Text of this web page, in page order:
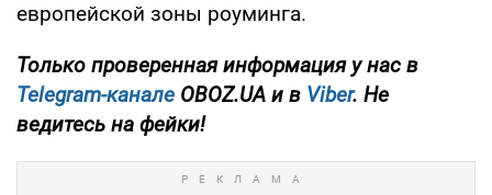
европейской зоны роуминга.
Только проверенная информация у нас в
Telegram-канале OBOZ.UA и в Viber. Не
ведитесь на фейки!